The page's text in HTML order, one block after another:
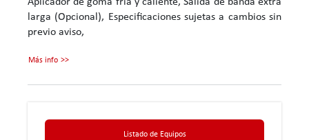
larga (Opcional), Especificaciones sujetas a cambios sin
previo aviso,
Más info
Listado de Equipos